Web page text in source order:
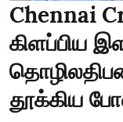
Chennai
கிளப்பிய
தூக்கிய